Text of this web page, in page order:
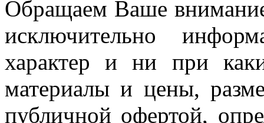
Обращаем Ваше
исключительно
характер и ни при
материалы и цены,
публичной офертой,